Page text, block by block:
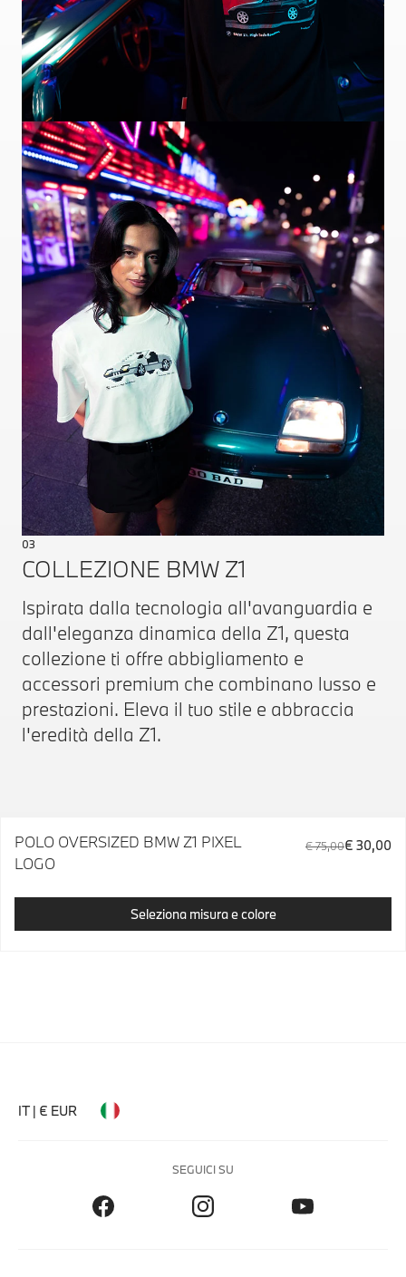
03
COLLEZIONE BMW Z1
Ispirata dalla tecnologia all'avanguardia e
dall'eleganza dinamica della Z1, questa
collezione ti offre abbigliamento e
accessori premium che combinano lusso e
prestazioni. Eleva il tuo stile e abbraccia
l'eredità della Z1.
POLO OVERSIZED BMW Z1 PIXEL
LOGO
€ 75,00€ 30,00
Seleziona misura e colore
IT | € EUR
SEGUICI SU